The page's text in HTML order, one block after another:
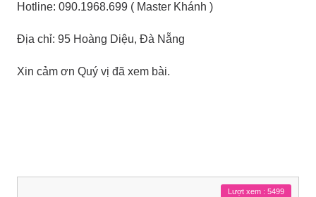
Hotline: 090.1968.699 ( Master Khánh )
Địa chỉ: 95 Hoàng Diệu, Đà Nẵng
Xin cảm ơn Quý vị đã xem bài.
Lượt xem : 5499